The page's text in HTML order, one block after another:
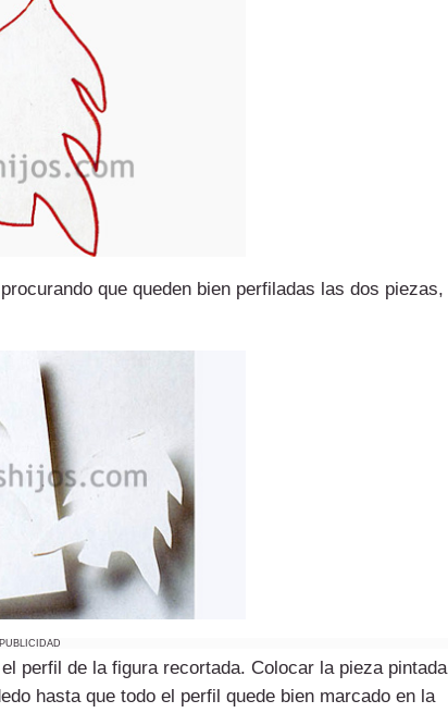
que queden bien perfiladas las dos piezas,
PUBLICIDAD
perfil de la figura recortada. Colocar la pieza pintada
hasta que todo el perfil quede bien marcado en la